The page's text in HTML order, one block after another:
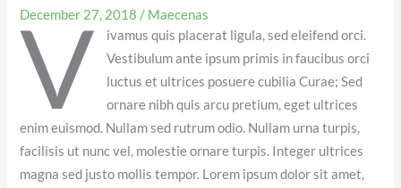
December 27, 2018 / Maecenas
V
ivamus quis placerat ligula, sed eleifend orci.
Vestibulum ante ipsum primis in faucibus orci
luctus et ultrices posuere cubilia Curae; Sed
ornare nibh quis arcu pretium, eget ultrices
enim euismod. Nullam sed rutrum odio. Nullam urna turpis,
facilisis ut nunc vel, molestie ornare turpis. Integer ultrices
magna sed justo mollis tempor. Lorem ipsum dolor sit amet,